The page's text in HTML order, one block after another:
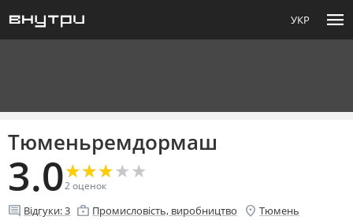
УКР menu
Тюменьремдормаш
3.0★
★★
★★
★★
★★
★
2оценок
comment Відгуки:3 enterprise Промисловість, виробництво location_on Тюмень